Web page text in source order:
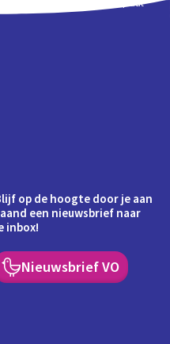
Schoolplaat
op de hoogte door je aan
een nieuwsbrief naar
inbox!
Nieuwsbrief VO